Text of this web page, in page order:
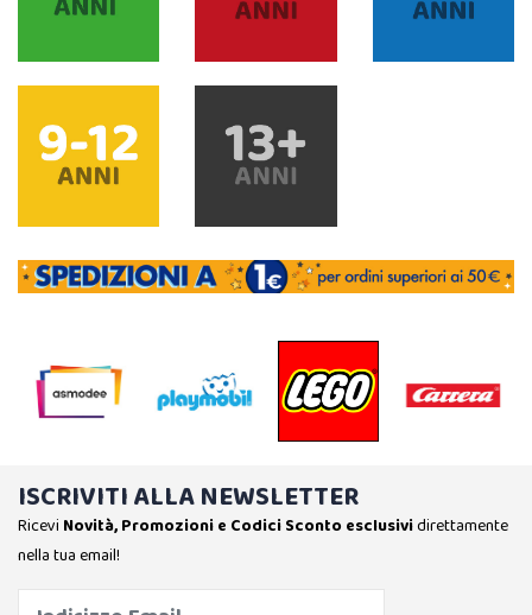
ISCRIVITI ALLA NEWSLETTER
Ricevi Novità, Promozioni e Codici Sconto esclusividirettamente
nella tua email!